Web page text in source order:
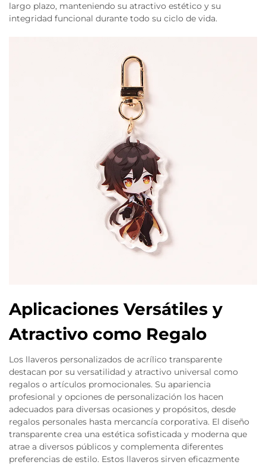
largo plazo, manteniendo su atractivo estético y su
integridad funcional durante todo su ciclo de vida.
Aplicaciones Versátiles y
Atractivo como Regalo
Los llaveros personalizados de acrílico transparente
destacan por su versatilidad y atractivo universal como
regalos o artículos promocionales. Su apariencia
profesional y opciones de personalización los hacen
adecuados para diversas ocasiones y propósitos, desde
regalos personales hasta mercancía corporativa. El diseño
transparente crea una estética sofisticada y moderna que
atrae a diversos públicos y complementa diferentes
preferencias de estilo. Estos llaveros sirven eficazmente